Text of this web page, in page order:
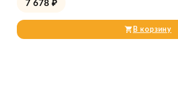
7 678 ₽
В корзину